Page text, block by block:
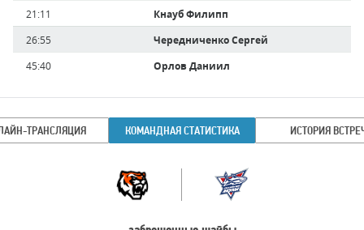
Время Имя
игрока
21:11
Кнауб Филипп
26:55
Чередниченко Сергей
45:40
Орлов Даниил
ТРАНСЛЯЦИЯ КОМАНДНАЯ СТАТИСТИКА ИСТОРИЯ
Команда